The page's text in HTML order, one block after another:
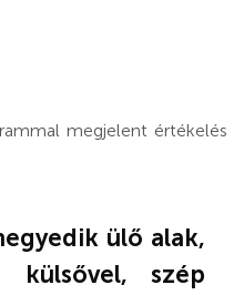
megjelent értékelés
ülő alak,
külsővel, szép